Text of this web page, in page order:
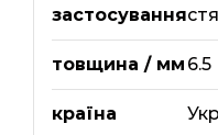
застосування
товщина / мм 6.5
країна